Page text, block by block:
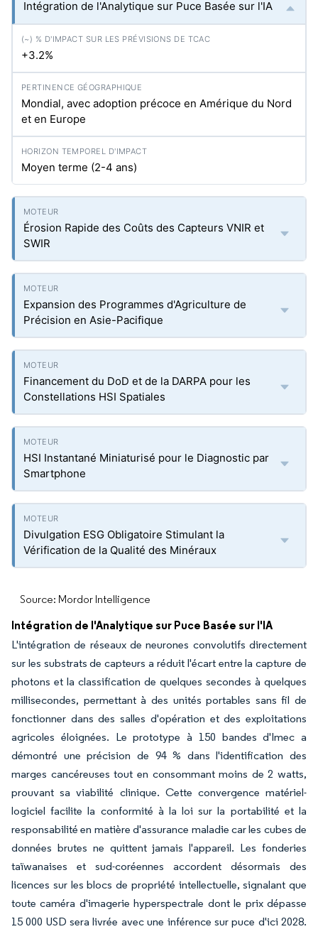
Intégration de l'Analytique sur Puce Basée sur l'IA
+3.2%
Mondial, avec adoption précoce en Amérique du Nord
et en Europe
Moyen terme (2-4 ans)
Érosion Rapide des Coûts des Capteurs VNIR et
SWIR
Expansion des Programmes d'Agriculture de
Précision en Asie-Pacifique
Financement du DoD et de la DARPA pour les
Constellations HSI Spatiales
HSI Instantané Miniaturisé pour le Diagnostic par
Smartphone
Divulgation ESG Obligatoire Stimulant la
Vérification de la Qualité des Minéraux
Source: Mordor Intelligence
Intégration de l'Analytique sur Puce Basée sur l'IA
L'intégration de réseaux de neurones convolutifs directement
sur les substrats de capteurs a réduit l'écart entre la capture de
photons et la classification de quelques secondes à quelques
millisecondes, permettant à des unités portables sans fil de
fonctionner dans des salles d'opération et des exploitations
agricoles éloignées. Le prototype à 150 bandes d'Imec a
démontré une précision de 94 % dans l'identification des
marges cancéreuses tout en consommant moins de 2 watts,
prouvant sa viabilité clinique. Cette convergence matériel-
logiciel facilite la conformité à la loi sur la portabilité et la
responsabilité en matière d'assurance maladie car les cubes de
données brutes ne quittent jamais l'appareil. Les fonderies
taïwanaises et sud-coréennes accordent désormais des
licences sur les blocs de propriété intellectuelle, signalant que
toute caméra d'imagerie hyperspectrale dont le prix dépasse
15 000 USD sera livrée avec une inférence sur puce d'ici 2028.